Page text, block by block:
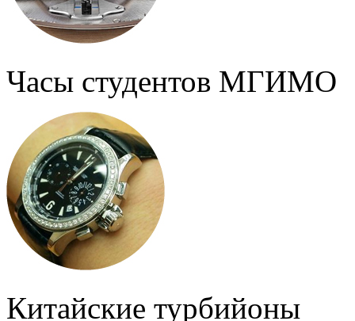
Часы студентов МГИМО
Китайские турбийоны